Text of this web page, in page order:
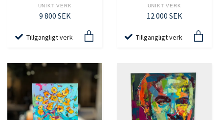
UNIKT VERK
9 800 SEK
Tillgängligt verk
UNIKT VERK
12 000 SEK
Tillgängligt verk